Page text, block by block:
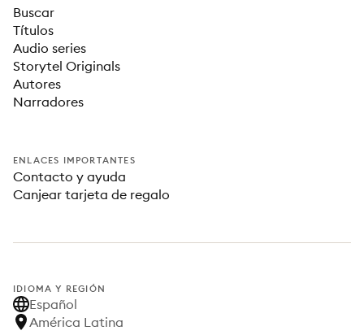
Buscar
Títulos
Audio series
Storytel Originals
Autores
Narradores
ENLACES IMPORTANTES
Contacto y ayuda
Canjear tarjeta de regalo
IDIOMA Y REGIÓN
Español
América Latina